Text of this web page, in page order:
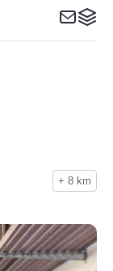
+ 8 km